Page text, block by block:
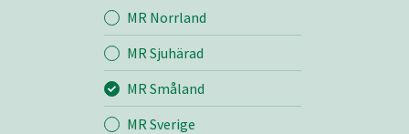
MR Småland
Entreprenad
MR Norrland
MR Sjuhärad
MR Småland
MR Sverige